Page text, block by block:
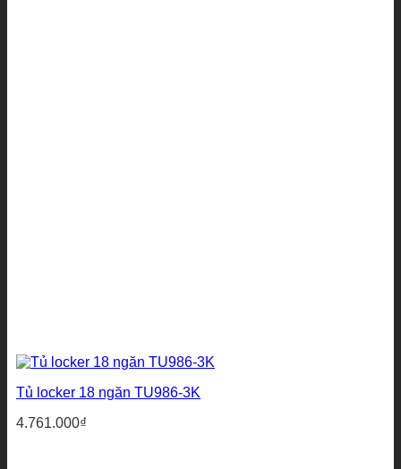
Tủ locker 18 ngăn TU986-3K
4.761.000₫